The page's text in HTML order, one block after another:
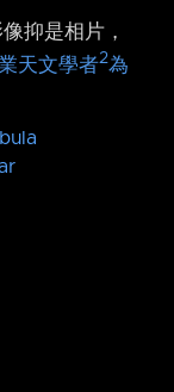
抑是相片，
天文學者2為